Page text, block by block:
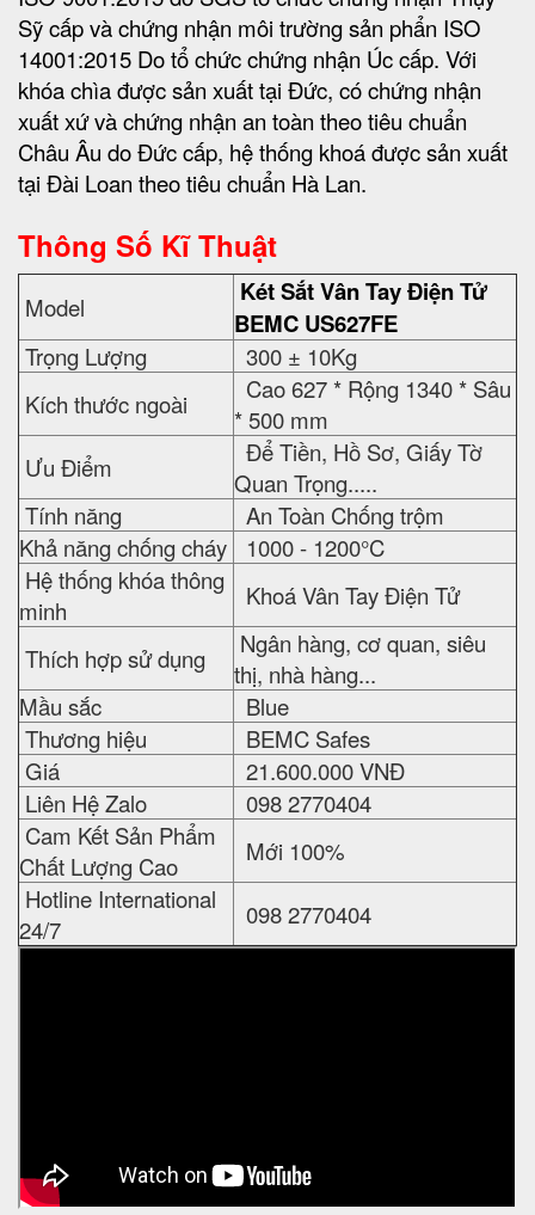
Sỹ cấp và chứng nhận môi trường sản phẩn ISO
14001:2015 Do tổ chức chứng nhận Úc cấp. Với
khóa chìa được sản xuất tại Đức, có chứng nhận
xuất xứ và chứng nhận an toàn theo tiêu chuẩn
Châu Âu do Đức cấp, hệ thống khoá được sản xuất
tại Đài Loan theo tiêu chuẩn Hà Lan.
Thông Số Kĩ Thuật
Model
Két Sắt Vân Tay Điện Tử
BEMC US627FE
Trọng Lượng
300 ± 10Kg
Kích thước ngoài
Cao 627 * Rộng 1340 * Sâu
* 500 mm
Ưu Điểm
Để Tiền, Hồ Sơ, Giấy Tờ
Quan Trọng.....
Tính năng
An Toàn Chống trộm
Khả năng chống cháy
1000 - 1200°C
Hệ thống khóa thông
minh
Khoá Vân Tay Điện Tử
Thích hợp sử dụng
Ngân hàng, cơ quan, siêu
thị, nhà hàng...
Mầu sắc
Blue
Thương hiệu
BEMC Safes
Giá
21.600.000 VNĐ
Liên Hệ Zalo
098 2770404
Cam Kết Sản Phẩm
Chất Lượng Cao
Mới 100%
Hotline International
24/7
098 2770404